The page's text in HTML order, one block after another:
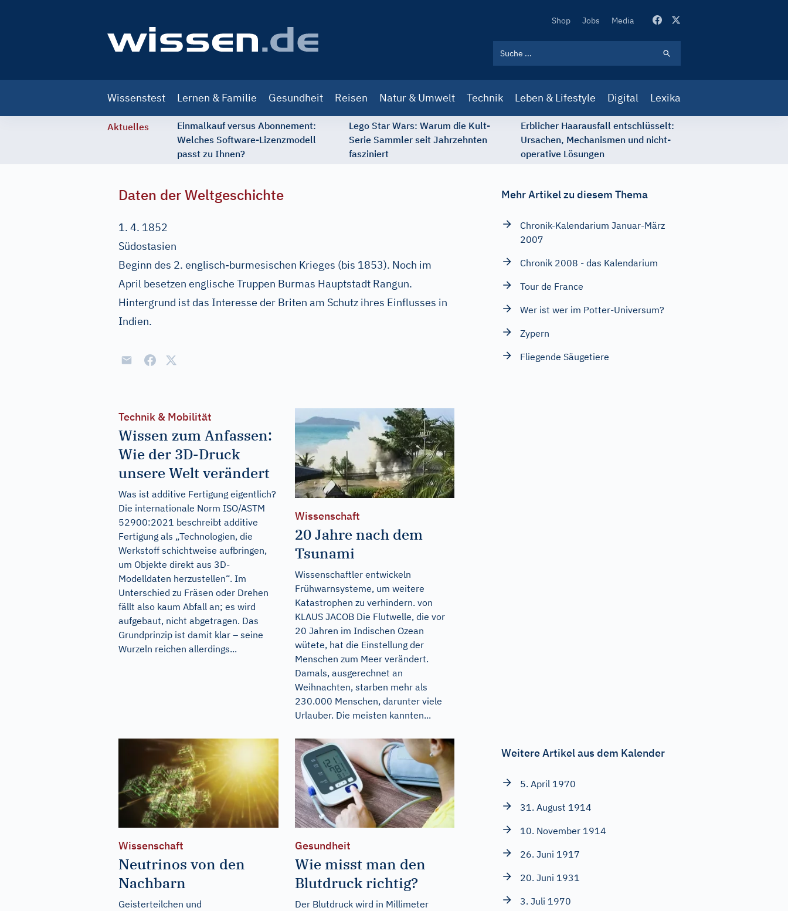
Secondary
Shop Jobs Media
navigation
Wissenstest Lernen & Familie Gesundheit Reisen Natur & Umwelt Technik Leben & Lifestyle Digital Lexika
Aktuelles
Einmalkauf versus Abonnement:
Welches Software-Lizenzmodell
passt zu Ihnen?
Lego Star Wars: Warum die Kult-
Serie Sammler seit Jahrzehnten
fasziniert
Erblicher Haarausfall entschlüsselt:
Ursachen, Mechanismen und nicht-
operative Lösungen
Daten der Weltgeschichte
1. 4. 1852
Südostasien
Beginn des 2. englisch-burmesischen Krieges (bis 1853). Noch im
April besetzen englische Truppen Burmas Hauptstadt Rangun.
Hintergrund ist das Interesse der Briten am Schutz ihres Einflusses in
Indien.
Technik & Mobilität
Wissen zum Anfassen:
Wie der 3D-Druck
unsere Welt verändert
Was ist additive Fertigung eigentlich?
Die internationale Norm ISO/ASTM
52900:2021 beschreibt additive
Fertigung als „Technologien, die
Werkstoff schichtweise auf­bringen,
um Objekte direkt aus 3D-
Modelldaten herzustellen“. Im
Unterschied zu Fräsen oder Drehen
fällt also kaum Abfall an; es wird
aufgebaut, nicht abgetragen. Das
Grundprinzip ist damit klar – seine
Wurzeln reichen allerdings...
Wissenschaft
20 Jahre nach dem
Tsunami
Wissenschaftler entwickeln
Frühwarnsysteme, um weitere
Katastrophen zu verhindern. von
KLAUS JACOB Die Flutwelle, die vor
20 Jahren im Indischen Ozean
wütete, hat die Einstellung der
Menschen zum Meer verändert.
Damals, ausgerechnet an
Weihnachten, starben mehr als
230.000 Menschen, darunter viele
Urlauber. Die meisten kannten...
Wissenschaft
Neutrinos von den
Nachbarn
Geisterteilchen und
Gesundheit
Wie misst man den
Blutdruck richtig?
Der Blutdruck wird in Millimeter
Mehr Artikel zu diesem Thema
Chronik-Kalendarium Januar-März
2007
Chronik 2008 - das Kalendarium
Tour de France
Wer ist wer im Potter-Universum?
Zypern
Fliegende Säugetiere
Weitere Artikel aus dem Kalender
5. April 1970
31. August 1914
10. November 1914
26. Juni 1917
20. Juni 1931
3. Juli 1970